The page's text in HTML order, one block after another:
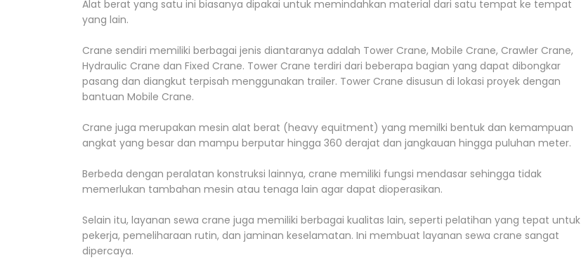
Alat berat yang satu ini biasanya dipakai untuk memindahkan material dari satu tempat ke tempat
yang lain.
Crane sendiri memiliki berbagai jenis diantaranya adalah Tower Crane, Mobile Crane, Crawler Crane,
Hydraulic Crane dan Fixed Crane. Tower Crane terdiri dari beberapa bagian yang dapat dibongkar
pasang dan diangkut terpisah menggunakan trailer. Tower Crane disusun di lokasi proyek dengan
bantuan Mobile Crane.
Crane juga merupakan mesin alat berat (heavy equitment) yang memilki bentuk dan kemampuan
angkat yang besar dan mampu berputar hingga 360 derajat dan jangkauan hingga puluhan meter.
Berbeda dengan peralatan konstruksi lainnya, crane memiliki fungsi mendasar sehingga tidak
memerlukan tambahan mesin atau tenaga lain agar dapat dioperasikan.
Selain itu, layanan sewa crane juga memiliki berbagai kualitas lain, seperti pelatihan yang tepat untuk
pekerja, pemeliharaan rutin, dan jaminan keselamatan. Ini membuat layanan sewa crane sangat
dipercaya.